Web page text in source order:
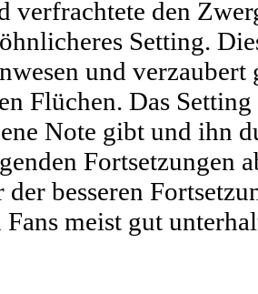
verfrachtete den
Setting.
und
Flüchen. Das
Note gibt und ihn
Fortsetzungen
besseren
meist gut